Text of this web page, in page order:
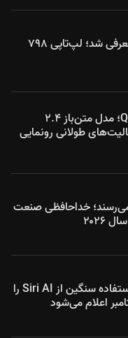
هواوی میت‌بوک پرو S معرفی شد؛ لپ‌تاپی ۷۹۸
علی‌بابا از Qwen3.8-Max؛ مدل متن‌باز ۲.۴
طولانی رونمایی
می‌رسند؛ خداحافظی صنعت
اپل دریافت هزینه برای استفاده سنگین از Siri AI را
اعلام می‌شود